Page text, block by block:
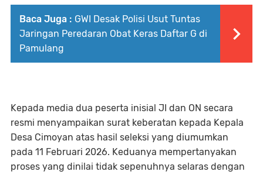
Baca Juga : GWI Desak Polisi Usut Tuntas
Jaringan Peredaran Obat Keras Daftar G di
Pamulang
Kepada media dua peserta inisial JI dan ON secara
resmi menyampaikan surat keberatan kepada Kepala
Desa Cimoyan atas hasil seleksi yang diumumkan
pada 11 Februari 2026. Keduanya mempertanyakan
proses yang dinilai tidak sepenuhnya selaras dengan